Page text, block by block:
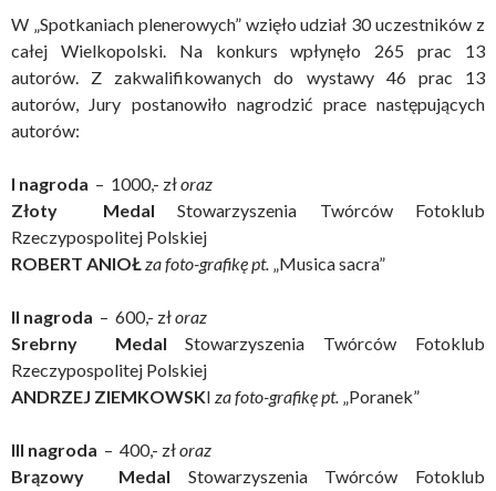
W „Spotkaniach plenerowych” wzięło udział 30 uczestników z
całej Wielkopolski. Na konkurs wpłynęło 265 prac 13
autorów. Z zakwalifikowanych do wystawy 46 prac 13
autorów, Jury postanowiło nagrodzić prace następujących
autorów:
I nagroda – 1000,- złoraz
Złoty Medal Stowarzyszenia Twórców Fotoklub
Rzeczypospolitej Polskiej
ROBERT ANIOŁza foto-grafikę pt. „Musica sacra”
II nagroda – 600,- złoraz
Srebrny Medal Stowarzyszenia Twórców Fotoklub
Rzeczypospolitej Polskiej
ANDRZEJ ZIEMKOWSKI za foto-grafikę pt. „Poranek”
III nagroda – 400,- złoraz
Brązowy Medal Stowarzyszenia Twórców Fotoklub